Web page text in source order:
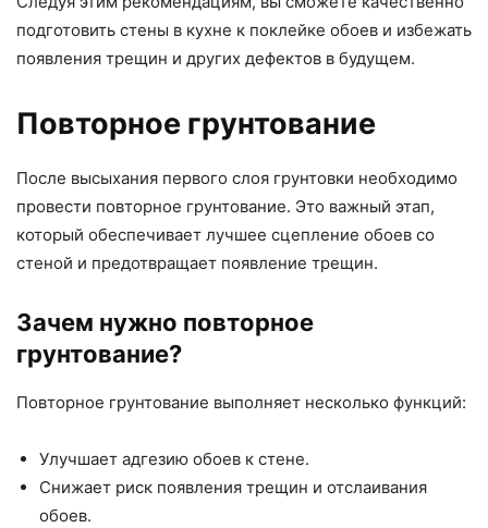
подготовить стены в кухне к поклейке обоев и избежать
появления трещин и других дефектов в будущем.
Повторное грунтование
После высыхания первого слоя грунтовки необходимо
провести повторное грунтование. Это важный этап,
который обеспечивает лучшее сцепление обоев со
стеной и предотвращает появление трещин.
Зачем нужно повторное
грунтование?
Повторное грунтование выполняет несколько функций:
Улучшает адгезию обоев к стене.
Снижает риск появления трещин и отслаивания
обоев.